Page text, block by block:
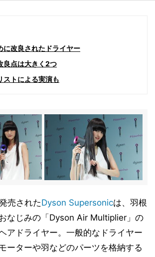
に改良されたドライヤー
良点は大きく2つ
ストによる実演も
売されたDyson Supersonicは、羽根
なじみの「Dyson Air Multiplier」の
アドライヤー。一般的なドライヤー
ーターや羽などのパーツを格納する